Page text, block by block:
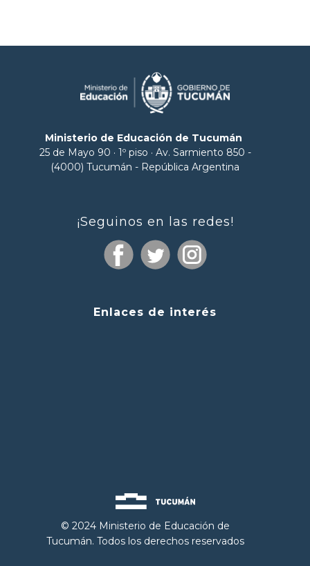
Ministerio de Educación de Tucumán
25 de Mayo 90 · 1º piso · Av. Sarmiento 850 -
(4000) Tucumán - República Argentina
¡Seguinos en las redes!
Enlaces de interés
© 2024 Ministerio de Educación de
Tucumán. Todos los derechos reservados